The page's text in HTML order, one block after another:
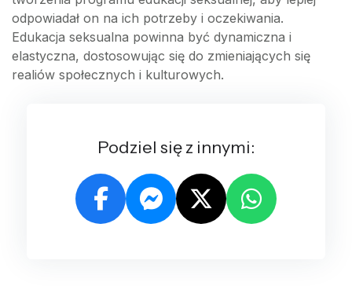
odpowiadał on na ich potrzeby i oczekiwania.
Edukacja seksualna powinna być dynamiczna i
elastyczna, dostosowując się do zmieniających się
realiów społecznych i kulturowych.
Podziel się z innymi: